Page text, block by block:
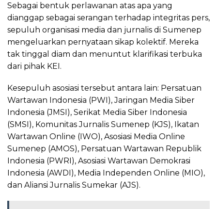
Sebagai bentuk perlawanan atas apa yang
dianggap sebagai serangan terhadap integritas pers,
sepuluh organisasi media dan jurnalis di Sumenep
mengeluarkan pernyataan sikap kolektif. Mereka
tak tinggal diam dan menuntut klarifikasi terbuka
dari pihak KEI.
Kesepuluh asosiasi tersebut antara lain: Persatuan
Wartawan Indonesia (PWI), Jaringan Media Siber
Indonesia (JMSI), Serikat Media Siber Indonesia
(SMSI), Komunitas Jurnalis Sumenep (KJS), Ikatan
Wartawan Online (IWO), Asosiasi Media Online
Sumenep (AMOS), Persatuan Wartawan Republik
Indonesia (PWRI), Asosiasi Wartawan Demokrasi
Indonesia (AWDI), Media Independen Online (MIO),
dan Aliansi Jurnalis Sumekar (AJS).